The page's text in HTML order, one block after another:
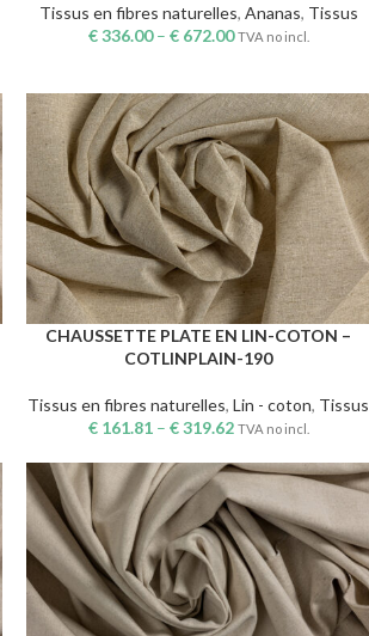
Tissus en fibres naturelles, Ananas, Tissus
€336.00– €672.00 TVA no incl.
CHOIX DES OPTIONS
CHAUSSETTE PLATE EN LIN-COTON –
COTLINPLAIN-190
Tissus en fibres naturelles,Lin - coton, Tissus
€161.81– €319.62 TVA no incl.